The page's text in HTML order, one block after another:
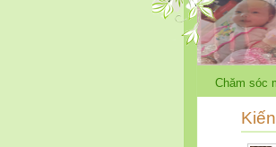
Chăm sóc